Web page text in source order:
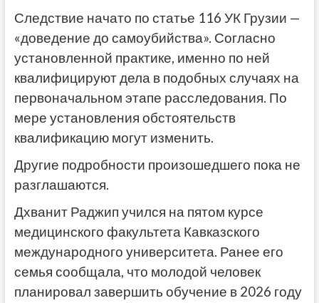
Следствие начато по статье 116 УК Грузии —
«доведение до самоубийства». Согласно
установленной практике, именно по ней
квалифицируют дела в подобных случаях на
первоначальном этапе расследования. По
мере установления обстоятельств
квалификацию могут изменить.
Другие подробности произошедшего пока не
разглашаются.
Дхванит Раджип учился на пятом курсе
медицинского факультета Кавказского
международного университета. Ранее его
семья сообщала, что молодой человек
планировал завершить обучение в 2026 году